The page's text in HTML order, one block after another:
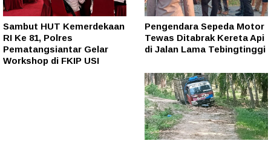
Sambut HUT Kemerdekaan
RI Ke 81, Polres
Pematangsiantar Gelar
Workshop di FKIP USI
Pengendara Sepeda Motor
Tewas Ditabrak Kereta Api
di Jalan Lama Tebingtinggi